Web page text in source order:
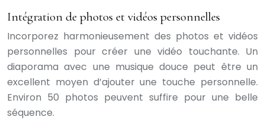
Intégration de photos et vidéos personnelles
Incorporez harmonieusement des photos et vidéos
personnelles pour créer une vidéo touchante. Un
diaporama avec une musique douce peut être un
excellent moyen d’ajouter une touche personnelle.
Environ 50 photos peuvent suffire pour une belle
séquence.